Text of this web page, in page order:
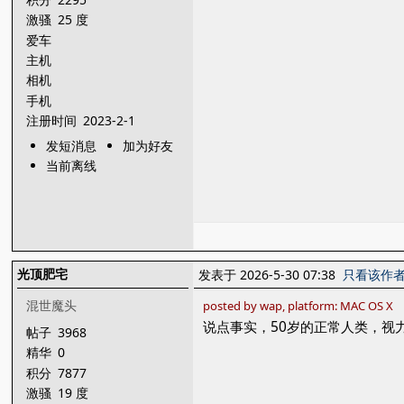
激骚 25 度
爱车
主机
相机
手机
注册时间 2023-2-1
发短消息
加为好友
当前离线
光顶肥宅
混世魔头
帖子 3968
精华 0
积分 7877
激骚 19 度
发表于 2026-5-30 07:38 只看该作
posted by wap, platform: MAC OS X
说点事实，50岁的正常人类，视